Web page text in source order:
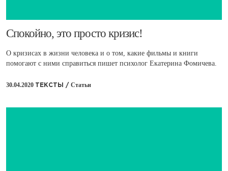
​Спокойно, это просто кризис!
О кризисах в жизни человека и о том, какие фильмы и книги
помогают с ними справиться пишет психолог Екатерина Фомичева.
30.04.2020 ТЕКСТЫ / Статьи